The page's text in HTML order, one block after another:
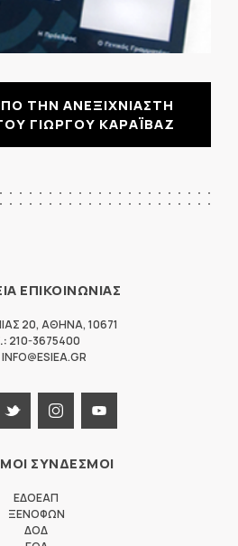
ΤΗΝ ΑΝΕΞΙΧΝΙΑΣΤΗ
ΓΙΩΡΓΟΥ ΚΑΡΑΪΒΑΖ
ΕΠΙΚΟΙΝΩΝΙΑΣ
20, ΑΘΗΝΑ, 10671
210-3675400
INFO@ESIEA.GR
ΣΥΝΔΕΣΜΟΙ
ΕΔΟΕΑΠ
ΞΕΝΟΦΩΝ
ΔΟΔ